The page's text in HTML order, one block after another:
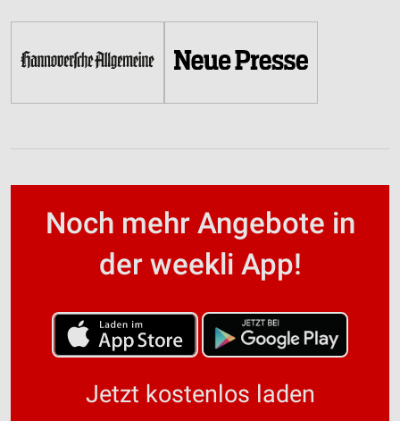
Noch mehr Angebote in
der weekli App!
Jetzt kostenlos laden